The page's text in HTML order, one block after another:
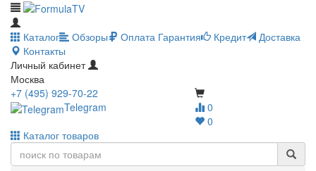
Каталог Обзоры Оплата Гарантия Кредит
Доставка
Контакты
Личный кабинет
Москва
0
0
+7 (495) 929-70-22
Telegram
Каталог товаров